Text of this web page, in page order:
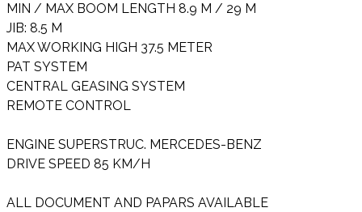
MIN / MAX BOOM LENGTH 8.9 M / 29 M
JIB: 8.5 M
MAX WORKING HIGH 37.5 METER
PAT SYSTEM
CENTRAL GEASING SYSTEM
REMOTE CONTROL
ENGINE SUPERSTRUC. MERCEDES-BENZ
DRIVE SPEED 85 KM/H
ALL DOCUMENT AND PAPARS AVAILABLE